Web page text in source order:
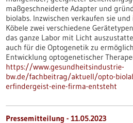
maßgeschneiderte Adapter und
biolabs. Inzwischen verkaufen sie
Köbele zwei verschiedene
das ganze Labor mit Licht
auch für die Optogenetik zu
Entwicklung optogenetischer
https://www.gesundheitsindustrie-
bw.de/fachbeitrag/aktuell/opto-
erfindergeist-eine-firma-entsteht
Pressemitteilung - 11.05.2023